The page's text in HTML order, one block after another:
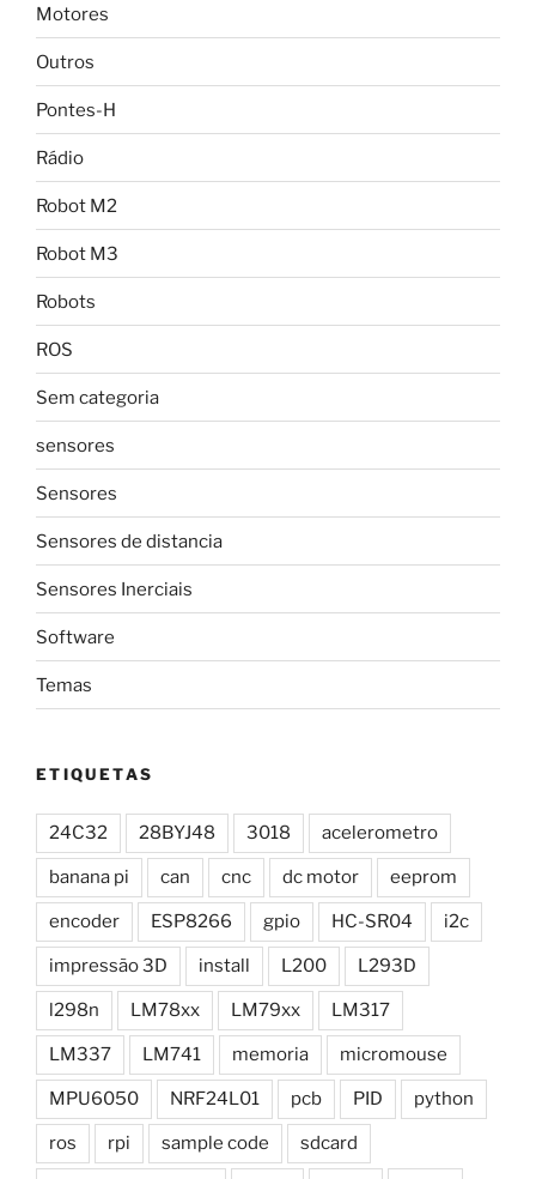
Motores
Outros
Pontes-H
Rádio
Robot M2
Robot M3
Robots
ROS
Sem categoria
sensores
Sensores
Sensores de distancia
Sensores Inerciais
Software
Temas
ETIQUETAS
24C32 28BYJ48 3018 acelerometro
banana pi can cnc dc motor eeprom
encoder ESP8266 gpio HC-SR04 i2c
impressão 3D install L200 L293D
l298n LM78xx LM79xx LM317
LM337 LM741 memoria micromouse
MPU6050 NRF24L01 pcb PID python
ros rpi sample code sdcard